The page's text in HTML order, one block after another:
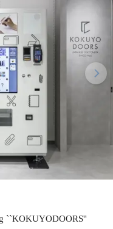
``KOKUYODOORS''